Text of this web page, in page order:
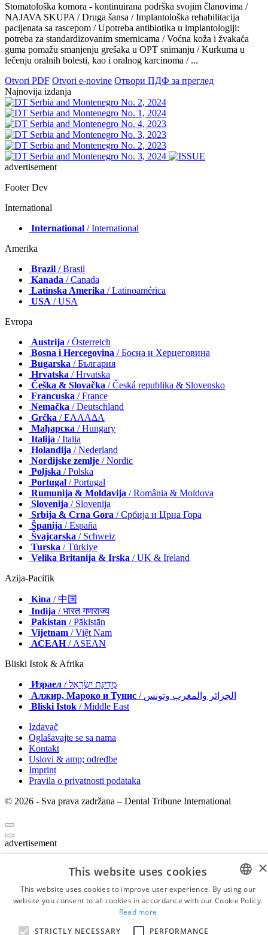
Stomatološka komora - kontinuirana podrška svojim članovima /
NAJAVA SKUPA / Druga šansa / Implantološka rehabilitacija
pacijenata sa rascepom / Upotreba antibiotika u implantologiji:
potreba za standardizovanim smernicama / Voćna koža i žvakaća
guma pomažu smanjenju grešaka u OPT snimanju / Kurkuma u
lečenju oralnih bolesti, kao i oralnog karcinoma / ...
Otvori PDF Otvori e-novine Отвори ПДФ за преглед
Najnovija izdanja
advertisement
Footer Dev
International
International / International
Amerika
Brazil / Brasil
Kanada / Canada
Latinska Amerika / Latinoamérica
USA / USA
Evropa
Austrija / Österreich
Bosna i Hercegovina / Босна и Херцеговина
Bugarska / България
Hrvatska / Hrvatska
Češka & Slovačka / Česká republika & Slovensko
Francuska / France
Nemačka / Deutschland
Grčka / ΕΛΛΑΔΑ
Мађарска / Hungary
Italija / Italia
Holandija / Nederland
Nordijske zemlje / Nordic
Poljska / Polska
Portugal / Portugal
Rumunija & Moldavija / România & Moldova
Slovenija / Slovenija
Srbija & Crna Gora / Србија и Црна Гора
Španija / España
Švajcarska / Schweiz
Turska / Türkiye
Velika Britanija & Irska / UK & Ireland
Azija-Pacifik
Kina / 中国
Indija / भारत गणराज्य
Pakistan / Pākistān
Vijetnam / Việt Nam
АСЕАН/ ASEAN
Bliski Istok & Afrika
Израел
/ מְדִינַת יִשְׂרָאֵל
Алжир, Мароко и Тунис
/ الجزائر والمغرب وتونس
Bliski Istok / Middle East
Izdavač
Oglašavajte se sa nama
Kontakt
Uslovi & amp; odredbe
Imprint
Pravila o privatnosti podataka
© 2026 - Sva prava zadržana – Dental Tribune International
advertisement
ENGLISH
×
This website uses cookies
This website uses cookies to improve user experience. By using our
website you consent to all cookies in accordance with our Cookie Policy.
Read more
STRICTLY NECESSARY
PERFORMANCE